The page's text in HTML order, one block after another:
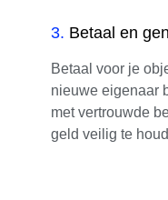
3. Betaal en
Betaal voor je
nieuwe eigenaar
met vertrouwde
geld veilig te